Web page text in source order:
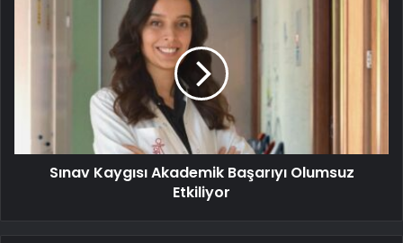
Sınav Kaygısı Akademik Başarıyı Olumsuz
Etkiliyor